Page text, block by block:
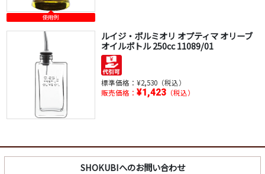
使用例
ルイジ・ボルミオリ オプティマ オリーブ
オイルボトル 250cc 11089/01
標準価格： ¥2,530（税込）
販売価格： ¥1,423（税込）
SHOKUBIへのお問い合わせ